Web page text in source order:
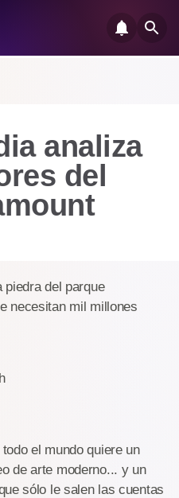
analiza
del
del parque
necesitan mil millones
el mundo quiere un
de arte moderno... y un
sólo le salen las cuentas